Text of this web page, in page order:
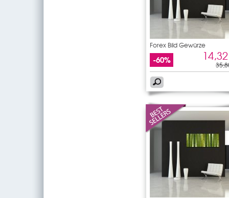
Forex Bild Gewürze
-60%